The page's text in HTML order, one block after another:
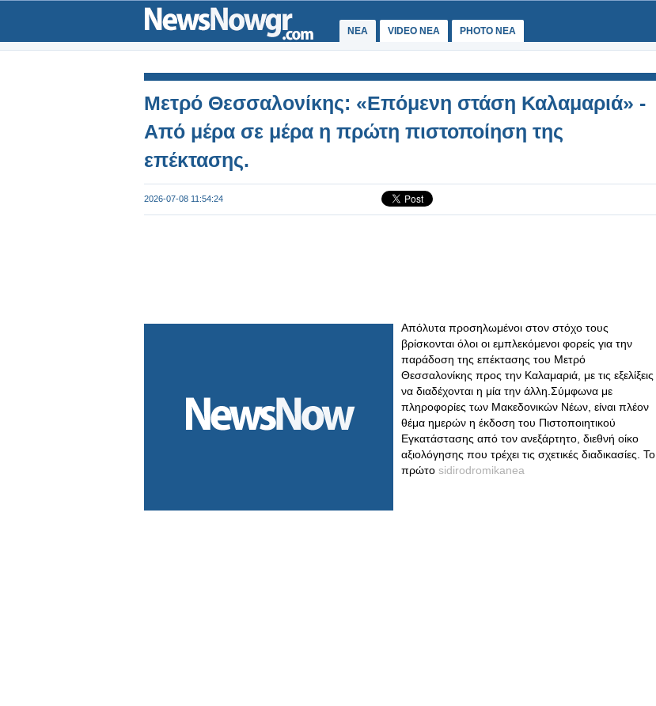
ΝΕΑ VIDEO NEA PHOTO NEA
Μετρό Θεσσαλονίκης: «Επόμενη στάση Καλαμαριά» -
Από μέρα σε μέρα η πρώτη πιστοποίηση της
επέκτασης.
2026-07-08 11:54:24
Απόλυτα προσηλωμένοι στον στόχο τους
βρίσκονται όλοι οι εμπλεκόμενοι φορείς για την
παράδοση της επέκτασης του Μετρό
Θεσσαλονίκης προς την Καλαμαριά, με τις εξελίξεις
να διαδέχονται η μία την άλλη.Σύμφωνα με
πληροφορίες των Μακεδονικών Νέων, είναι πλέον
θέμα ημερών η έκδοση του Πιστοποιητικού
Εγκατάστασης από τον ανεξάρτητο, διεθνή οίκο
αξιολόγησης που τρέχει τις σχετικές διαδικασίες. Το
πρώτο sidirodromikanea